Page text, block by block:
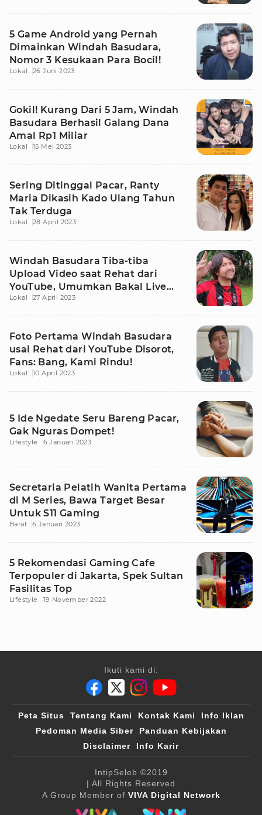
5 Game Android yang Pernah
Dimainkan Windah Basudara,
Nomor 3 Kesukaan Para Bocil!
Lokal 26 Juni 2023
Gokil! Kurang Dari 5 Jam, Windah
Basudara Berhasil Galang Dana
Amal Rp1 Miliar
Lokal 15 Mei 2023
Sering Ditinggal Pacar, Ranty
Maria Dikasih Kado Ulang Tahun
Tak Terduga
Lokal 28 April 2023
Windah Basudara Tiba-tiba
Upload Video saat Rehat dari
YouTube, Umumkan Bakal Live
Lagi!
Lokal 27 April 2023
Foto Pertama Windah Basudara
usai Rehat dari YouTube Disorot,
Fans: Bang, Kami Rindu!
Lokal 10 April 2023
5 Ide Ngedate Seru Bareng Pacar,
Gak Nguras Dompet!
Lifestyle 6 Januari 2023
Secretaria Pelatih Wanita Pertama
di M Series, Bawa Target Besar
Untuk S11 Gaming
Barat 6 Januari 2023
5 Rekomendasi Gaming Cafe
Terpopuler di Jakarta, Spek Sultan
Fasilitas Top
Lifestyle 19 November 2022
Ikuti kami di:
Peta Situs Tentang Kami Kontak Kami
Info Iklan
Pedoman Media Siber
Panduan Kebijakan
Disclaimer
Info Karir
IntipSeleb ©2019
| All Rights Reserved
A Group Member of VIVA Digital Network